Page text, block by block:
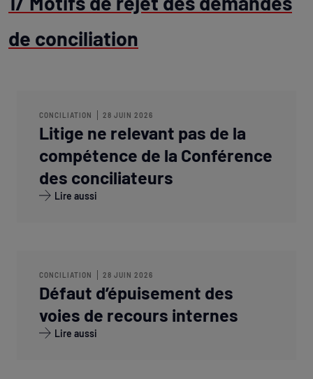
de conciliation
CONCILIATION 28 JUIN 2026
Litige ne relevant pas de la
compétence de la Conférence
des conciliateurs
Lire aussi
CONCILIATION 28 JUIN 2026
Défaut d’épuisement des
voies de recours internes
Lire aussi